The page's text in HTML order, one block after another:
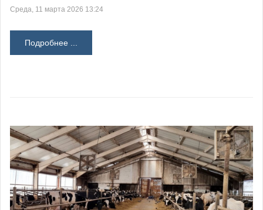
Среда, 11 марта 2026 13:24
Подробнее ...